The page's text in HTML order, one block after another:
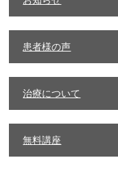
患者様の声
治療について
無料講座